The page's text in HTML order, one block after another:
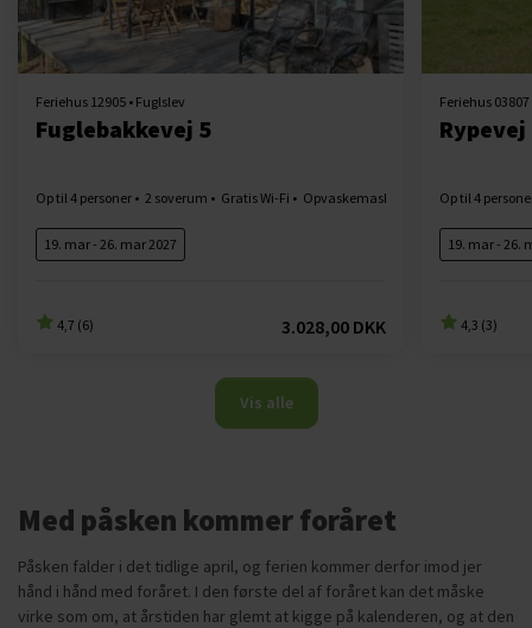
Feriehus 12905 • Fuglslev
Fuglebakkevej 5
Op til 4 personer 2 soverum Gratis Wi-Fi Opvaskemaskine Brændeovn
19. mar - 26. mar 2027
4,7 (6) 3.028,00 DKK
Feriehus
Rypevej
Op til 4
19. mar - 26.
4,3 (3)
Vis alle
Med påsken kommer foråret
Påsken falder i det tidlige april, og ferien kommer derfor imod jer
hånd i hånd med foråret. I den første del af foråret kan det måske
virke som om, at årstiden har glemt at kigge på kalenderen, og at den